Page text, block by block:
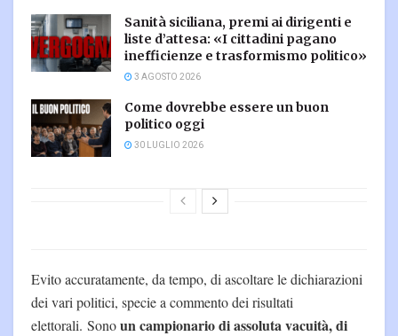
Sanità siciliana, premi ai dirigenti e
liste d’attesa: «I cittadini pagano
inefficienze e trasformismo politico»
3 AGOSTO 2026
Come dovrebbe essere un buon
politico oggi
30 LUGLIO 2026
Evito accuratamente, da tempo, di ascoltare le dichiarazioni
dei vari politici, specie a commento dei risultati
elettorali. Sonoun campionario di assoluta vacuità, di